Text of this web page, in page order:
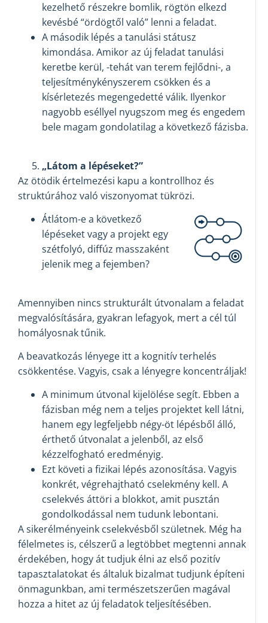
kezelhető részekre bomlik, rögtön elkezd
kevésbé “ördögtől való” lenni a feladat.
A második lépés a tanulási státusz
kimondása. Amikor az új feladat tanulási
keretbe kerül, -tehát van terem fejlődni-, a
teljesítménykényszerem csökken és a
kísérletezés megengedetté válik. Ilyenkor
nagyobb eséllyel nyugszom meg és engedem
bele magam gondolatilag a következő fázisba.
„Látom a lépéseket?”
Az ötödik értelmezési kapu a kontrollhoz és
struktúrához való viszonyomat tükrözi.
Átlátom-e a következő
lépéseket vagy a projekt egy
szétfolyó, diffúz masszaként
jelenik meg a fejemben?
Amennyiben nincs strukturált útvonalam a feladat
megvalósítására, gyakran lefagyok, mert a cél túl
homályosnak tűnik.
A beavatkozás lényege itt a kognitív terhelés
csökkentése. Vagyis, csak a lényegre koncentráljak!
A minimum útvonal kijelölése segít. Ebben a
fázisban még nem a teljes projektet kell látni,
hanem egy legfeljebb négy-öt lépésből álló,
érthető útvonalat a jelenből, az első
kézzelfogható eredményig.
Ezt követi a fizikai lépés azonosítása. Vagyis
konkrét, végrehajtható cselekmény kell. A
cselekvés áttöri a blokkot, amit pusztán
gondolkodással nem tudunk lebontani.
A sikerélményeink cselekvésből születnek. Még ha
félelmetes is, célszerű a legtöbbet megtenni annak
érdekében, hogy át tudjuk élni az első pozitív
tapasztalatokat és általuk bizalmat tudjunk építeni
önmagunkban, ami természetszerűen magával
hozza a hitet az új feladatok teljesítésében.